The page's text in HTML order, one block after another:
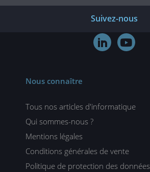
Suivez-nous
 
Nous connaître
Tous nos articles d'informatique
Qui sommes-nous ?
Mentions légales
Conditions générales de vente
Politique de protection des données